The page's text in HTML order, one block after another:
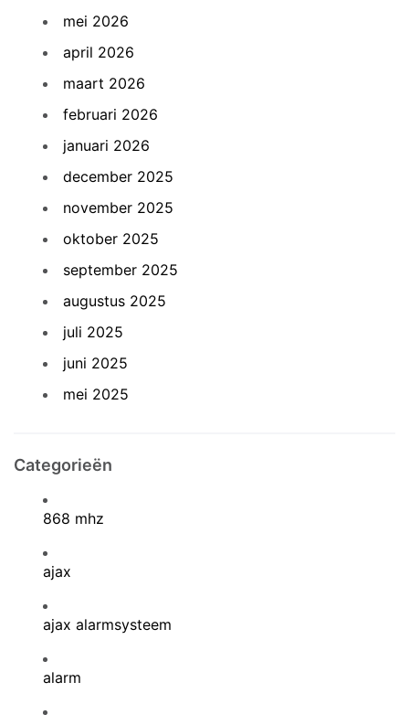
mei 2026
april 2026
maart 2026
februari 2026
januari 2026
december 2025
november 2025
oktober 2025
september 2025
augustus 2025
juli 2025
juni 2025
mei 2025
Categorieën
868 mhz
ajax
ajax alarmsysteem
alarm